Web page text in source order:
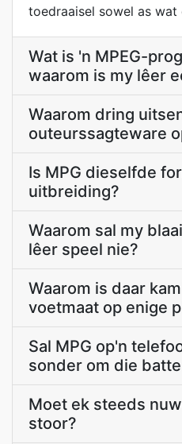
toedraaisel sowel as wat
Wat is 'n MPEG-
waarom is my lêer
Waarom dring
outeurssagteware
Is MPG dieselfde
uitbreiding?
Waarom sal my
lêer speel nie?
Waarom is daar
voetmaat op enige
Sal MPG op'n
sonder om die
Moet ek steeds
stoor?